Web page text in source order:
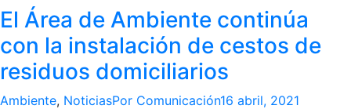
El Área de Ambiente continúa
con la instalación de cestos de
residuos domiciliarios
Ambiente, NoticiasPor Comunicación16 abril, 2021